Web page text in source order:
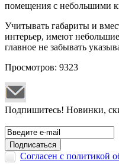
помещения с небольшими
Учитывать габариты и
интерьер, имеют
главное не забывать
Просмотров: 9323
Подпишитесь! Новинки,
Согласен с политикой